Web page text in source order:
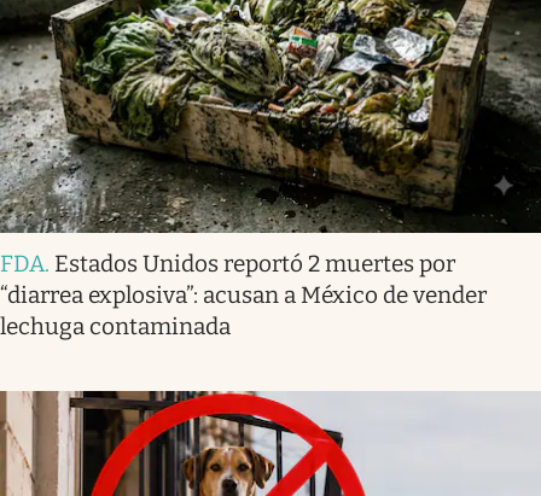
FDA. Estados Unidos reportó 2 muertes por
“diarrea explosiva”: acusan a México de vender
lechuga contaminada